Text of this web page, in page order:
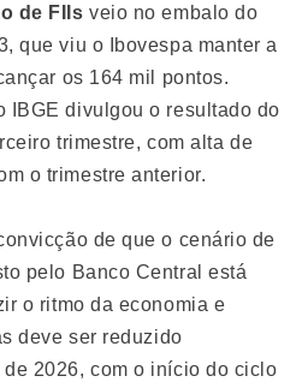
de FIIs veio no embalo do
que viu o Ibovespa manter a
os 164 mil pontos.
IBGE divulgou o resultado do
trimestre, com alta de
o trimestre anterior.
de que o cenário de
pelo Banco Central está
o ritmo da economia e
deve ser reduzido
2026, com o início do ciclo